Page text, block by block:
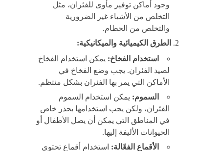
وجود أماكن توفير مأوى للفئران، مثل
التخلص من الأشياء غير الضرورية
والتخلص من الحطام.
الطرق الكيميائية والميكانيكية:
استخدام الفخاخ: يمكن استخدام الفخاخ
لصيد الفئران. يجب وضع الفخاخ في
الأماكن التي يمر بها الفئران بشكل منتظم.
السموم: يمكن استخدام السموم
الفئران، ولكن يجب استخدامها بحذر خاص
في المناطق التي يمكن أن يصل الأطفال أو
الحيوانات الأليفة إليها.
الأقماع الفعّالة: استخدام أقماع تحتوي